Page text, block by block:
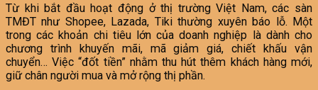
Từ khi bắt đầu hoạt động ở thị trường Việt Nam, các sàn
TMĐT như Shopee, Lazada, Tiki thường xuyên báo lỗ. Một
trong các khoản chi tiêu lớn của doanh nghiệp là dành cho
chương trình khuyến mãi, mã giảm giá, chiết khấu vận
chuyển… Việc “đốt tiền” nhằm thu hút thêm khách hàng mới,
giữ chân người mua và mở rộng thị phần.